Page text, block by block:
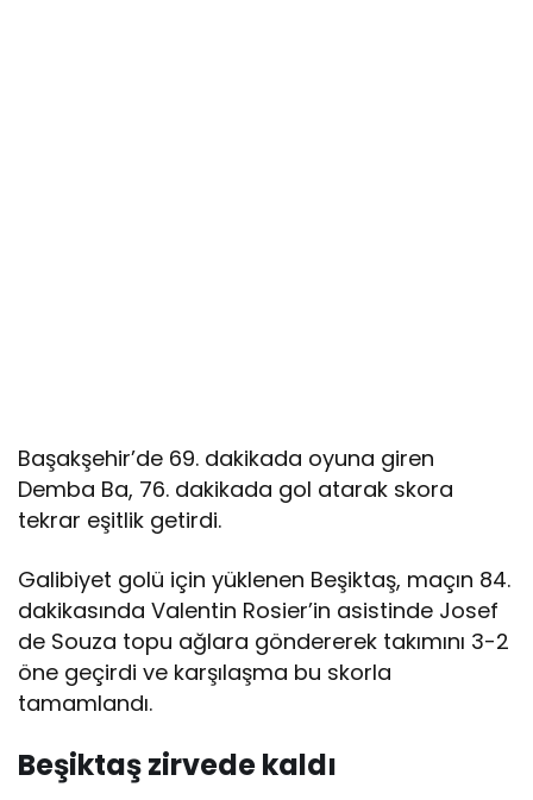
Başakşehir’de 69. dakikada oyuna giren
Demba Ba, 76. dakikada gol atarak skora
tekrar eşitlik getirdi.
Galibiyet golü için yüklenen Beşiktaş, maçın 84.
dakikasında Valentin Rosier’in asistinde Josef
de Souza topu ağlara göndererek takımını 3-2
öne geçirdi ve karşılaşma bu skorla
tamamlandı.
Beşiktaş zirvede kaldı